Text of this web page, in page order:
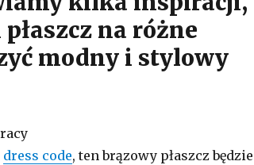
na różne
modny i stylowy
dress code, ten brązowy płaszcz będzie